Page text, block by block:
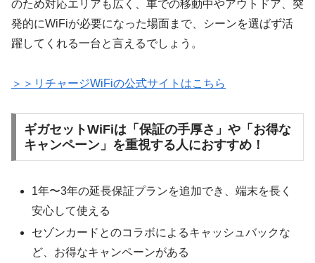
のため対応エリアも広く、車での移動中やアウトドア、突
発的にWiFiが必要になった場面まで、シーンを選ばず活
躍してくれる一台と言えるでしょう。
＞＞リチャージWiFiの公式サイトはこちら
ギガセットWiFiは「保証の手厚さ」や「お得な
キャンペーン」を重視する人におすすめ！
1年〜3年の延長保証プランを追加でき、端末を長く
安心して使える
セゾンカードとのコラボによるキャッシュバックな
ど、お得なキャンペーンがある